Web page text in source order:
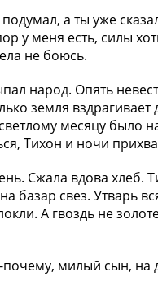
а ты уже
у меня есть, силы
не боюсь.
народ. Опять
земля
месяцу было
Тихон и ночи
Сжала вдова хлеб.
базар свез. Утварь
А гвоздь не
милый сын, на